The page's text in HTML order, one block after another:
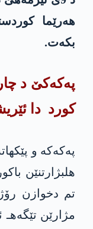
هەرێما
بكه‌ت.
په‌كه‌كێ د
کورد دا
په‌كه‌كە و
هلبژارتنێن
تم دخوازن
مژارێن